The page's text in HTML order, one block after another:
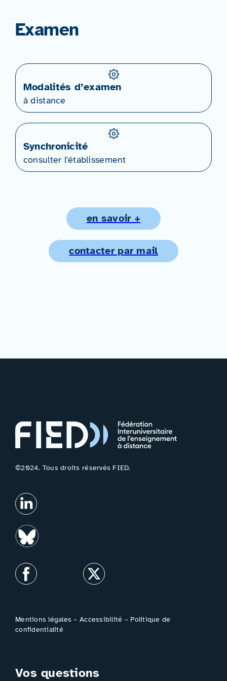
Examen
Modalités d’examen
à distance
Synchronicité
consulter l'établissement
en savoir +
contacter par mail
©2024. Tous droits réservés FIED.
Mentions légales –Accessibilité – Politique de
confidentialité
Vos questions